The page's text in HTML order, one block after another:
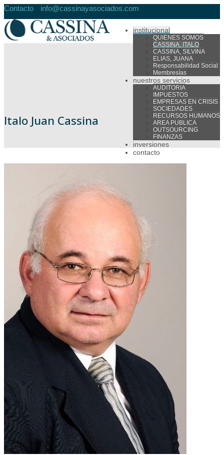
Contacto info@cassinayasociados.com
institucional
QUIENES SOMOS
CASSINA, ITALO
CASSINA, SILVINA
ELIAS, JUANA
Responsabilidad Social
Membresías
nuestros servicios
AUDITORIA
IMPUESTOS
EMPRESAS EN CRISIS
SOCIEDADES
RECURSOS HUMANOS
AREA PUBLICA
OUTSOURCING
FINANZAS
inversiones
contacto
Italo Juan Cassina